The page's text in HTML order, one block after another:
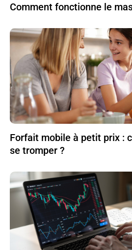
Comment fonctionne le
Forfait mobile à petit prix :
se tromper ?